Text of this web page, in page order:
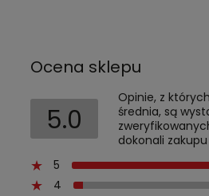
Ocena sklepu
5.0
Opinie, z
średnia, są
dokonali
5
4